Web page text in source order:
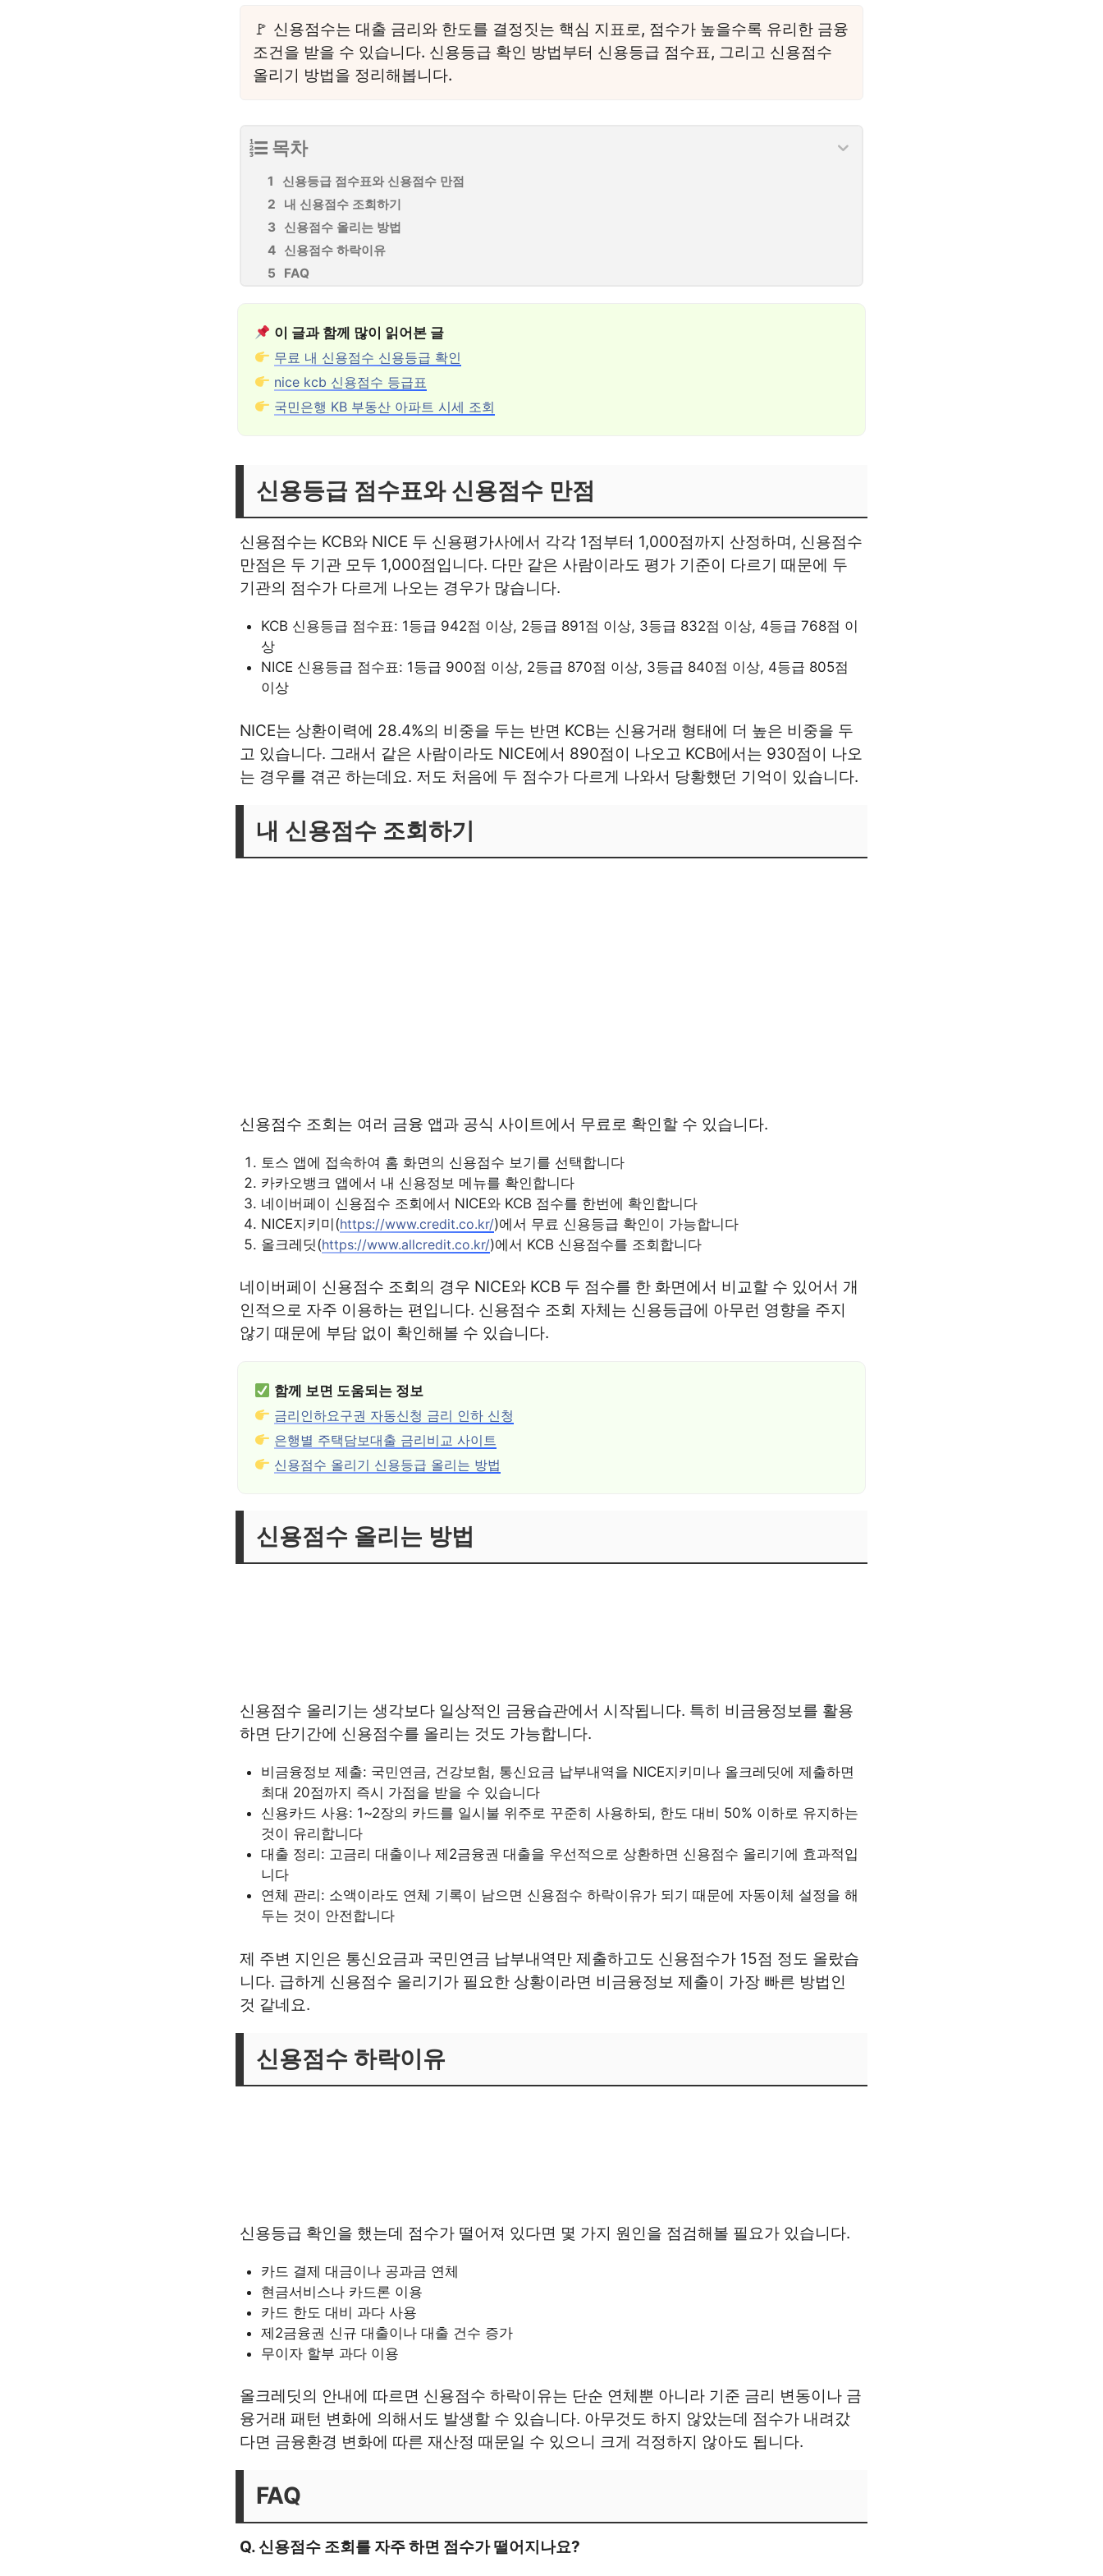
신용점수는 대출 금리와 한도를 결정짓는 핵심 지표로, 점수가 높을수록 유리한 금융
조건을 받을 수 있습니다. 신용등급 확인 방법부터 신용등급 점수표, 그리고 신용점수
올리기 방법을 정리해봅니다.
목차
신용등급 점수표와 신용점수 만점
내 신용점수 조회하기
신용점수 올리는 방법
신용점수 하락이유
FAQ
이 글과 함께 많이 읽어본 글
무료 내 신용점수 신용등급 확인
nice kcb 신용점수 등급표
국민은행 KB 부동산 아파트 시세 조회
신용등급 점수표와 신용점수 만점
신용점수는 KCB와 NICE 두 신용평가사에서 각각 1점부터 1,000점까지 산정하며, 신용점수
만점은 두 기관 모두 1,000점입니다. 다만 같은 사람이라도 평가 기준이 다르기 때문에 두
기관의 점수가 다르게 나오는 경우가 많습니다.
KCB 신용등급 점수표: 1등급 942점 이상, 2등급 891점 이상, 3등급 832점 이상, 4등급 768점 이
상
NICE 신용등급 점수표: 1등급 900점 이상, 2등급 870점 이상, 3등급 840점 이상, 4등급 805점
이상
NICE는 상환이력에 28.4%의 비중을 두는 반면 KCB는 신용거래 형태에 더 높은 비중을 두
고 있습니다. 그래서 같은 사람이라도 NICE에서 890점이 나오고 KCB에서는 930점이 나오
는 경우를 겪곤 하는데요. 저도 처음에 두 점수가 다르게 나와서 당황했던 기억이 있습니다.
내 신용점수 조회하기
신용점수 조회는 여러 금융 앱과 공식 사이트에서 무료로 확인할 수 있습니다.
토스 앱에 접속하여 홈 화면의 신용점수 보기를 선택합니다
카카오뱅크 앱에서 내 신용정보 메뉴를 확인합니다
네이버페이 신용점수 조회에서 NICE와 KCB 점수를 한번에 확인합니다
NICE지키미(https://www.credit.co.kr/)에서 무료 신용등급 확인이 가능합니다
올크레딧(https://www.allcredit.co.kr/)에서 KCB 신용점수를 조회합니다
네이버페이 신용점수 조회의 경우 NICE와 KCB 두 점수를 한 화면에서 비교할 수 있어서 개
인적으로 자주 이용하는 편입니다. 신용점수 조회 자체는 신용등급에 아무런 영향을 주지
않기 때문에 부담 없이 확인해볼 수 있습니다.
함께 보면 도움되는 정보
금리인하요구권 자동신청 금리 인하 신청
은행별 주택담보대출 금리비교 사이트
신용점수 올리기 신용등급 올리는 방법
신용점수 올리는 방법
신용점수 올리기는 생각보다 일상적인 금융습관에서 시작됩니다. 특히 비금융정보를 활용
하면 단기간에 신용점수를 올리는 것도 가능합니다.
비금융정보 제출: 국민연금, 건강보험, 통신요금 납부내역을 NICE지키미나 올크레딧에 제출하면
최대 20점까지 즉시 가점을 받을 수 있습니다
신용카드 사용: 1~2장의 카드를 일시불 위주로 꾸준히 사용하되, 한도 대비 50% 이하로 유지하는
것이 유리합니다
대출 정리: 고금리 대출이나 제2금융권 대출을 우선적으로 상환하면 신용점수 올리기에 효과적입
니다
연체 관리: 소액이라도 연체 기록이 남으면 신용점수 하락이유가 되기 때문에 자동이체 설정을 해
두는 것이 안전합니다
제 주변 지인은 통신요금과 국민연금 납부내역만 제출하고도 신용점수가 15점 정도 올랐습
니다. 급하게 신용점수 올리기가 필요한 상황이라면 비금융정보 제출이 가장 빠른 방법인
것 같네요.
신용점수 하락이유
신용등급 확인을 했는데 점수가 떨어져 있다면 몇 가지 원인을 점검해볼 필요가 있습니다.
카드 결제 대금이나 공과금 연체
현금서비스나 카드론 이용
카드 한도 대비 과다 사용
제2금융권 신규 대출이나 대출 건수 증가
무이자 할부 과다 이용
올크레딧의 안내에 따르면 신용점수 하락이유는 단순 연체뿐 아니라 기준 금리 변동이나 금
융거래 패턴 변화에 의해서도 발생할 수 있습니다. 아무것도 하지 않았는데 점수가 내려갔
다면 금융환경 변화에 따른 재산정 때문일 수 있으니 크게 걱정하지 않아도 됩니다.
FAQ
Q. 신용점수 조회를 자주 하면 점수가 떨어지나요?